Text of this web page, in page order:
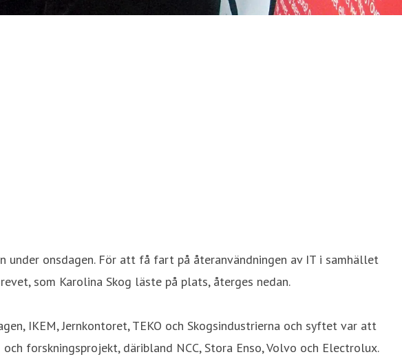
onsdagen. För att få fart på återanvändningen av IT i samhället
som Karolina Skog läste på plats, återges nedan.
IKEM, Jernkontoret, TEKO och Skogsindustrierna och syftet var att
forskningsprojekt, däribland NCC, Stora Enso, Volvo och Electrolux.